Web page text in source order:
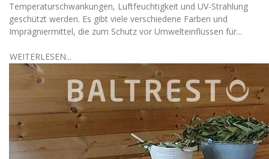
Temperaturschwankungen, Luftfeuchtigkeit und UV-Strahlung
geschützt werden. Es gibt viele verschiedene Farben und
Imprägniermittel, die zum Schutz vor Umwelteinflüssen für...
WEITERLESEN...